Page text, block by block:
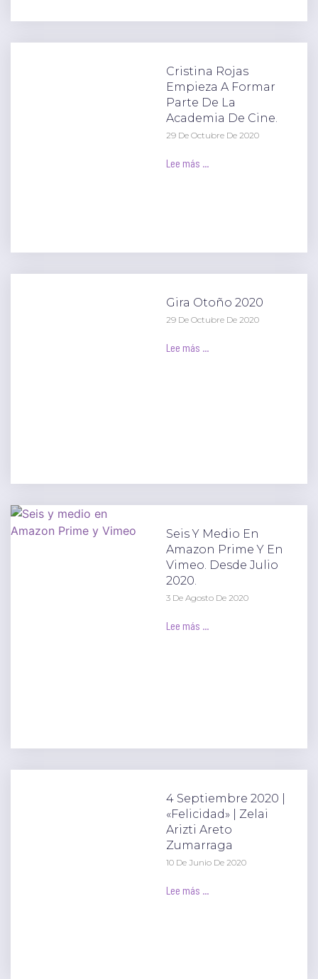
Cristina Rojas
Empieza A Formar
Parte De La
Academia De Cine.
29 De Octubre De 2020
Lee más ...
Gira Otoño 2020
29 De Octubre De 2020
Lee más ...
Seis Y Medio En
Amazon Prime Y En
Vimeo. Desde Julio
2020.
3 De Agosto De 2020
Lee más ...
4 Septiembre 2020 |
«Felicidad» | Zelai
Arizti Areto
Zumarraga
10 De Junio De 2020
Lee más ...